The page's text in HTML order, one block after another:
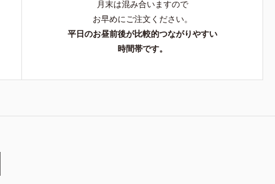
月末は混み合いますので
お早めにご注文ください。
平日のお昼前後が比較的つながりやすい
時間帯です。